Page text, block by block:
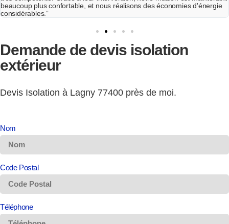
Demande de devis isolation
extérieur
Devis Isolation à Lagny 77400 près de moi.
Nom
Code Postal
Téléphone